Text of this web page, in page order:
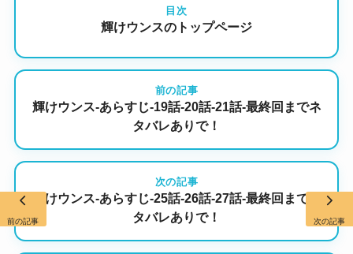
目次
輝けウンスのトップページ
前の記事
輝けウンス-あらすじ-19話-20話-21話-最終回までネ
タバレありで！
次の記事
輝けウンス-あらすじ-25話-26話-27話-最終回までネ
タバレありで！
前の記事 次の記事